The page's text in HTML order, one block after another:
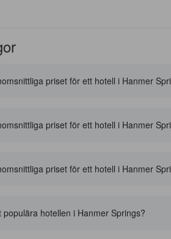
priset för ett hotell i Hanmer
priset för ett hotell i Hanmer
priset för ett hotell i Hanmer
populära hotellen i Hanmer Springs?